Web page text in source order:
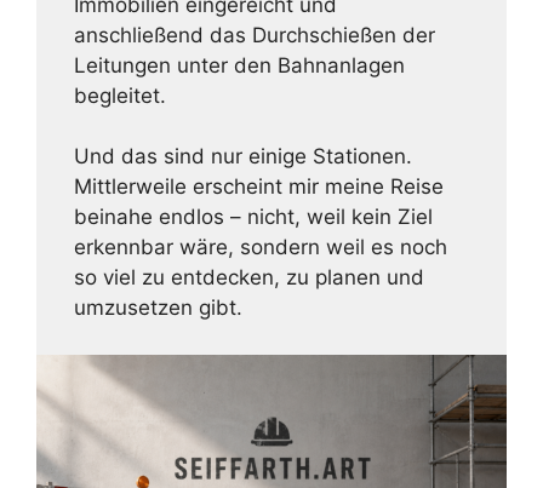
anschließend das Durchschießen der
Leitungen unter den Bahnanlagen
begleitet.
Und das sind nur einige Stationen.
Mittlerweile erscheint mir meine Reise
beinahe endlos – nicht, weil kein Ziel
erkennbar wäre, sondern weil es noch
so viel zu entdecken, zu planen und
umzusetzen gibt.